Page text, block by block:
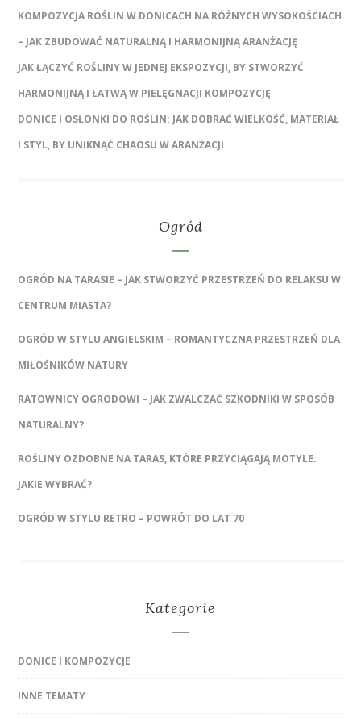
KOMPOZYCJA ROŚLIN W DONICACH NA RÓŻNYCH WYSOKOŚCIACH
– JAK ZBUDOWAĆ NATURALNĄ I HARMONIJNĄ ARANŻACJĘ
JAK ŁĄCZYĆ ROŚLINY W JEDNEJ EKSPOZYCJI, BY STWORZYĆ
HARMONIJNĄ I ŁATWĄ W PIELĘGNACJI KOMPOZYCJĘ
DONICE I OSŁONKI DO ROŚLIN: JAK DOBRAĆ WIELKOŚĆ, MATERIAŁ
I STYL, BY UNIKNĄĆ CHAOSU W ARANŻACJI
Ogród
OGRÓD NA TARASIE – JAK STWORZYĆ PRZESTRZEŃ DO RELAKSU W
CENTRUM MIASTA?
OGRÓD W STYLU ANGIELSKIM – ROMANTYCZNA PRZESTRZEŃ DLA
MIŁOŚNIKÓW NATURY
RATOWNICY OGRODOWI – JAK ZWALCZAĆ SZKODNIKI W SPOSÓB
NATURALNY?
ROŚLINY OZDOBNE NA TARAS, KTÓRE PRZYCIĄGAJĄ MOTYLE:
JAKIE WYBRAĆ?
OGRÓD W STYLU RETRO – POWRÓT DO LAT 70
Kategorie
DONICE I KOMPOZYCJE
INNE TEMATY